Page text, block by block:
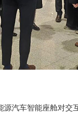
车智能座舱对交